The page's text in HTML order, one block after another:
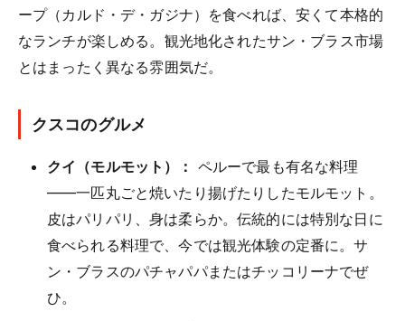
ープ（カルド・デ・ガジナ）を食べれば、安くて本格的
なランチが楽しめる。観光地化されたサン・ブラス市場
とはまったく異なる雰囲気だ。
クスコのグルメ
クイ（モルモット）： ペルーで最も有名な料理
——一匹丸ごと焼いたり揚げたりしたモルモット。
皮はパリパリ、身は柔らか。伝統的には特別な日に
食べられる料理で、今では観光体験の定番に。サ
ン・ブラスのパチャパパまたはチッコリーナでぜ
ひ。